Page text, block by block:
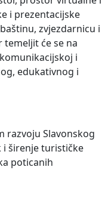
i prezentacijske
zvjezdarnicu i
će se na
i
edukativnog i
razvoju Slavonskog
i širenje turističke
poticanih